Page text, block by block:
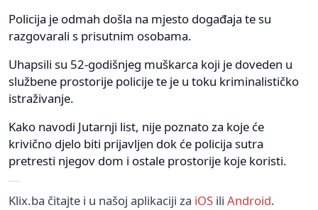
Policija je odmah došla na mjesto događaja te su
razgovarali s prisutnim osobama.
Uhapsili su 52-godišnjeg muškarca koji je doveden u
službene prostorije policije te je u toku kriminalističko
istraživanje.
Kako navodi Jutarnji list, nije poznato za koje će
krivično djelo biti prijavljen dok će policija sutra
pretresti njegov dom i ostale prostorije koje koristi.
Klix.ba čitajte i u našoj aplikaciji za iOS ili Android.